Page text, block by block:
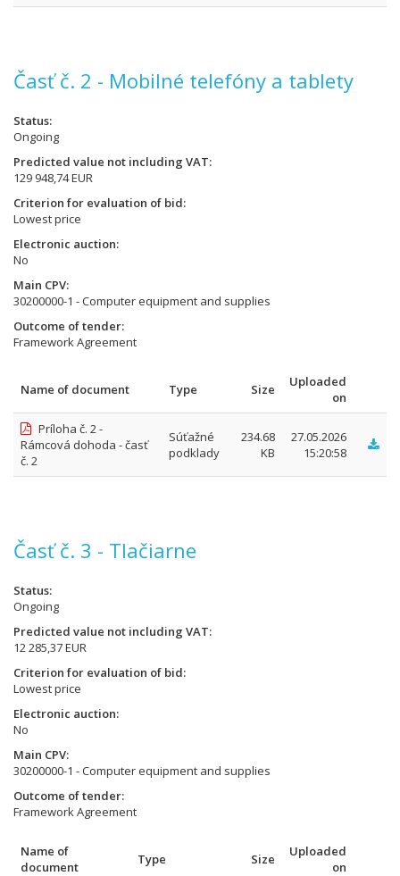
Časť č. 2 - Mobilné telefóny a tablety
Status
Ongoing
Predicted value not including VAT
129 948,74 EUR
Criterion for evaluation of bid
Lowest price
Electronic auction
No
Main CPV
30200000-1 - Computer equipment and supplies
Outcome of tender
Framework Agreement
Name of document Type Size
Uploaded
on
Príloha č. 2 -
Rámcová dohoda - časť
č. 2
Súťažné
podklady
234.68
KB
27.05.2026
15:20:58
Časť č. 3 - Tlačiarne
Status
Ongoing
Predicted value not including VAT
12 285,37 EUR
Criterion for evaluation of bid
Lowest price
Electronic auction
No
Main CPV
30200000-1 - Computer equipment and supplies
Outcome of tender
Framework Agreement
Name of
document
Type Size
Uploaded
on